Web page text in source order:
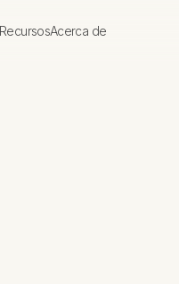
RecursosAcerca de